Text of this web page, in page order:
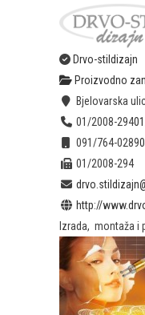
Drvo-stildizajn
Proizvodno
Bjelovarska
01/2008-294
091/764-0289
01/2008-294
http://
Izrada, montaža i